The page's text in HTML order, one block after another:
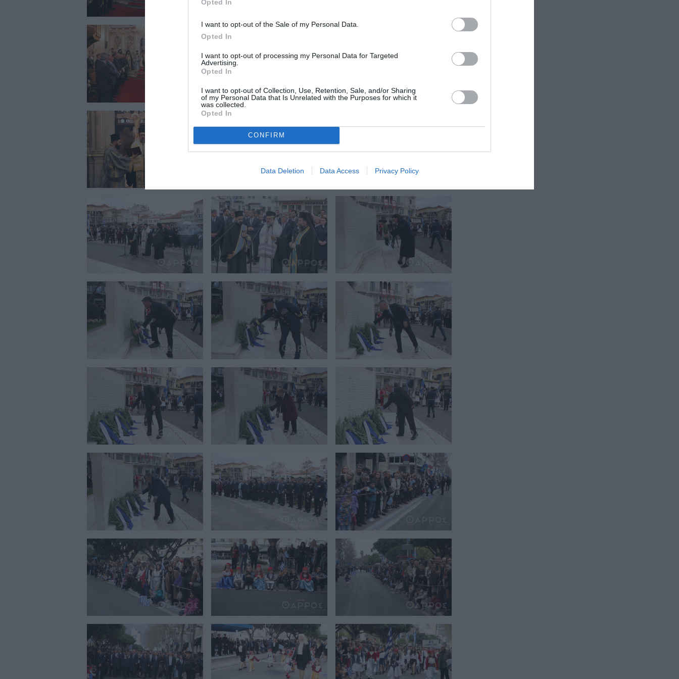
Opted In
I want to opt-out of the Sale of my Personal Data.
Opted In
I want to opt-out of processing my Personal Data for Targeted
Advertising.
Opted In
I want to opt-out of Collection, Use, Retention, Sale, and/or Sharing
of my Personal Data that Is Unrelated with the Purposes for which it
was collected.
Opted In
CONFIRM
Data Deletion Data Access Privacy Policy